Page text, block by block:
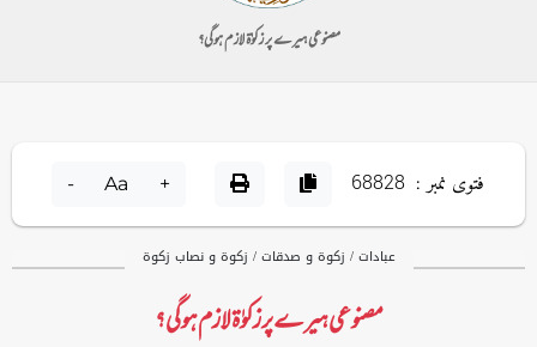
مصنوعی ہیرے پر زکوٰۃ لازم ہوگی؟
فتوی نمبر : 68828
+
Aa
-
عبادات / زکوۃ و صدقات / زکوۃ و نصاب زکوۃ
مصنوعی ہیرے پر زکوٰۃ لازم ہوگی؟